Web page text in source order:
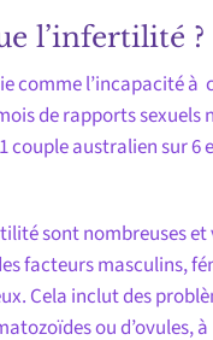
l’infertilité ?
comme l’incapacité à
de rapports sexuels
couple australien sur 6
sont nombreuses
facteurs masculins,
Cela inclut des
ou d’ovules,